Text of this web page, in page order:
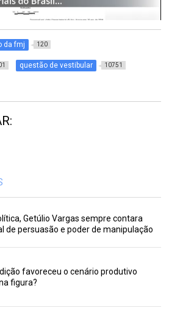
da fmj 120
questão de vestibular 10751
Getúlio Vargas sempre contara
de persuasão e poder de manipulação
favoreceu o cenário produtivo
figura?